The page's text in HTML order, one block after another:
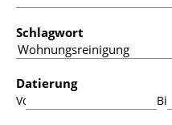
Schlagwort
Datierung
Von: Bis: